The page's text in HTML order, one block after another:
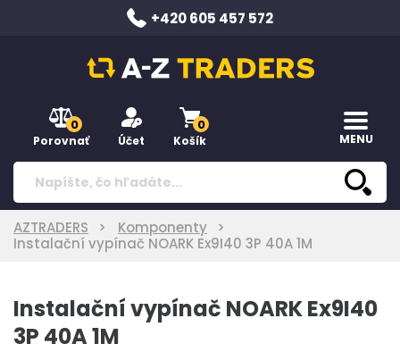
+420 605 457 572
0
Porovnať Účet
0
Košík MENU
AZTRADERS
Komponenty
Instalační vypínač NOARK Ex9I40 3P 40A 1M
Instalační vypínač NOARK Ex9I40
3P 40A 1M